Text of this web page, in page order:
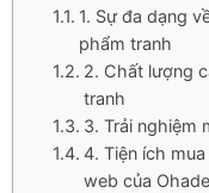
1. Sự đa dạng
phẩm tranh
2. Chất lượng
tranh
3. Trải nghiệm
4. Tiện ích
web của